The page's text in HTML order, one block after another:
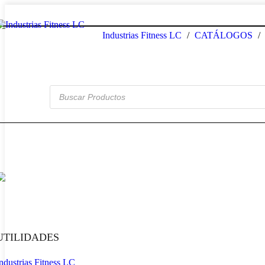
Industrias Fitness LC CATÁLOGOS
Búsqueda de productos
Fitness LC